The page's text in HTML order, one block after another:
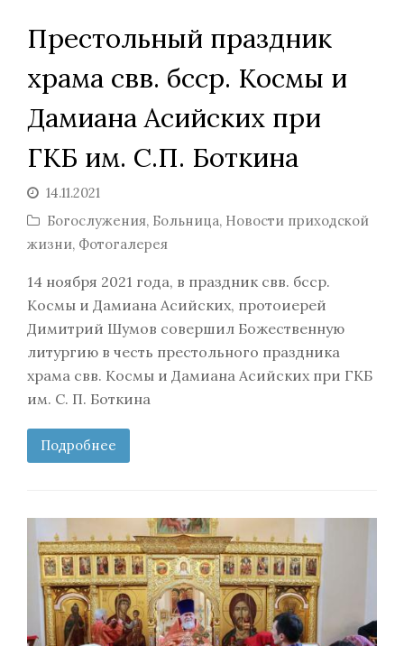
Престольный праздник
храма свв. бсср. Космы и
Дамиана Асийских при
ГКБ им. С.П. Боткина
14.11.2021
Богослужения, Больница, Новости приходской
жизни, Фотогалерея
14 ноября 2021 года, в праздник свв. бсср.
Космы и Дамиана Асийских, протоиерей
Димитрий Шумов совершил Божественную
литургию в честь престольного праздника
храма свв. Космы и Дамиана Асийских при ГКБ
им. С. П. Боткина
Подробнее